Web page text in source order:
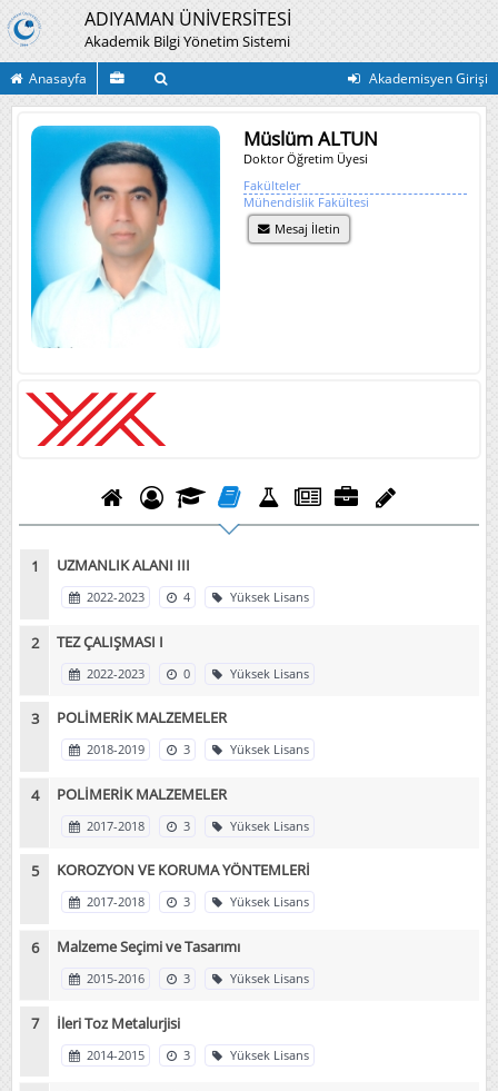
ADIYAMAN ÜNİVERSİTESİ
Akademik Bilgi Yönetim Sistemi
Anasayfa Akademisyen Girişi
Müslüm ALTUN
Doktor Öğretim Üyesi
Fakülteler
Mühendislik Fakültesi
Mesaj İletin
UZMANLIK ALANI III
2022-2023 4 Yüksek Lisans
TEZ ÇALIŞMASI I
2022-2023 0 Yüksek Lisans
POLİMERİK MALZEMELER
2018-2019 3 Yüksek Lisans
POLİMERİK MALZEMELER
2017-2018 3 Yüksek Lisans
KOROZYON VE KORUMA YÖNTEMLERİ
2017-2018 3 Yüksek Lisans
Malzeme Seçimi ve Tasarımı
2015-2016 3 Yüksek Lisans
İleri Toz Metalurjisi
2014-2015 3 Yüksek Lisans